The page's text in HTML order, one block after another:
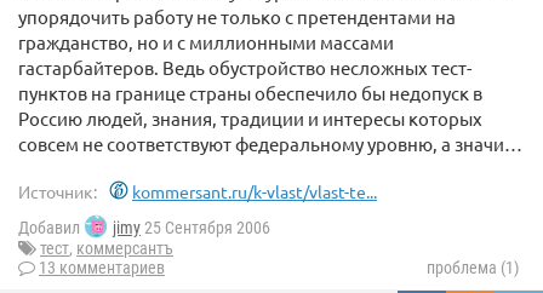
упорядочить работу не только с претендентами на
гражданство, но и с миллионными массами
гастарбайтеров. Ведь обустройство несложных тест-
пунктов на границе страны обеспечило бы недопуск в
Россию людей, знания, традиции и интересы которых
совсем не соответствуют федеральному уровню, а значи…
Источник: kommersant.ru/k-vlast/vlast-te...
Добавил jimy25 Сентября 2006
тест, коммерсантъ
13 комментариев
проблема (1)